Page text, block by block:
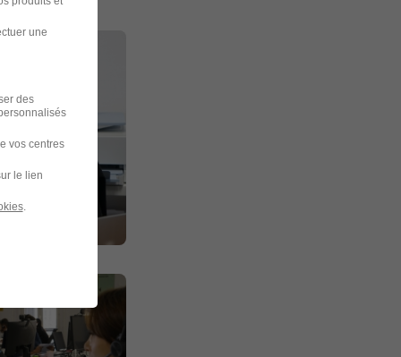
une
des
vos centres
le lien
.